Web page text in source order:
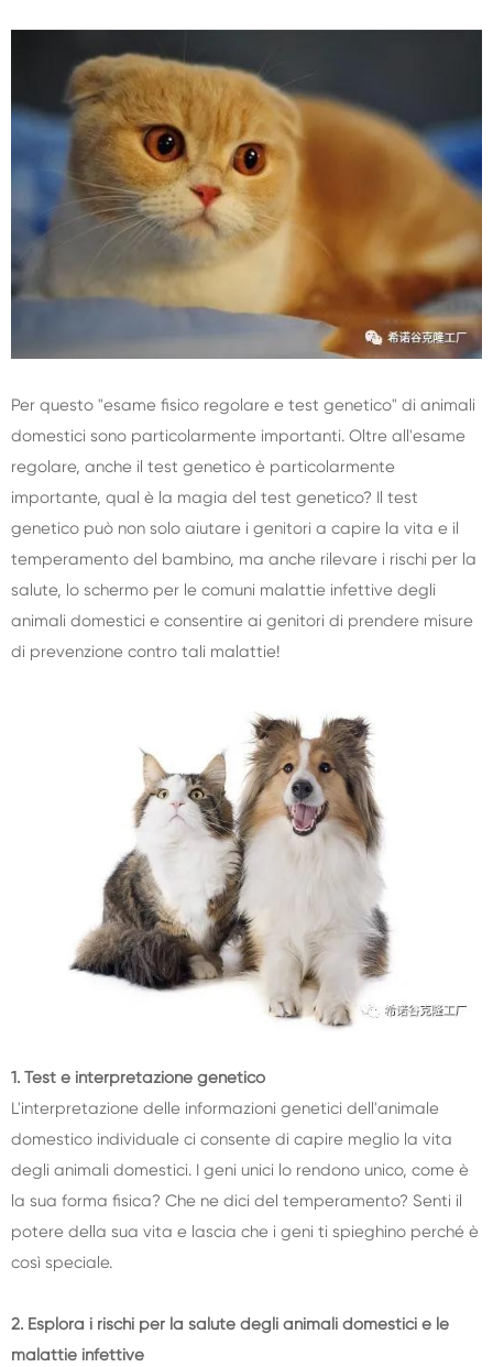
Per questo "esame fisico regolare e test genetico" di animali
domestici sono particolarmente importanti. Oltre all'esame
regolare, anche il test genetico è particolarmente
importante, qual è la magia del test genetico? Il test
genetico può non solo aiutare i genitori a capire la vita e il
temperamento del bambino, ma anche rilevare i rischi per la
salute, lo schermo per le comuni malattie infettive degli
animali domestici e consentire ai genitori di prendere misure
di prevenzione contro tali malattie!
1. Test e interpretazione genetico
L'interpretazione delle informazioni genetici dell'animale
domestico individuale ci consente di capire meglio la vita
degli animali domestici. I geni unici lo rendono unico, come è
la sua forma fisica? Che ne dici del temperamento? Senti il
potere della sua vita e lascia che i geni ti spieghino perché è
così speciale.
2. Esplora i rischi per la salute degli animali domestici e le
malattie infettive